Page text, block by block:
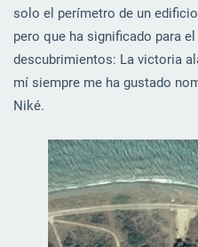
solo el perímetro de un
pero que ha significado para
descubrimientos: La victoria
mí siempre me ha gustado
Niké.